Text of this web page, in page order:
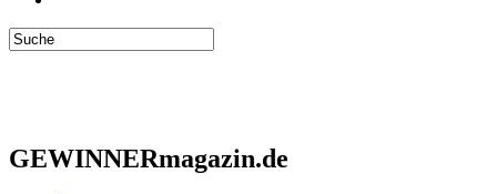
GEWINNERmagazin.de